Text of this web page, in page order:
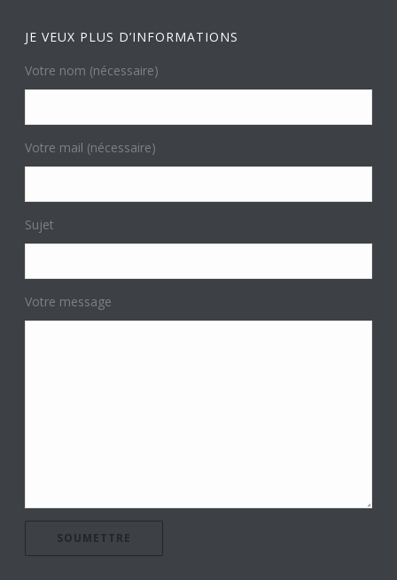
JE VEUX PLUS D’INFORMATIONS
Votre nom (nécessaire)
Votre mail (nécessaire)
Sujet
Votre message